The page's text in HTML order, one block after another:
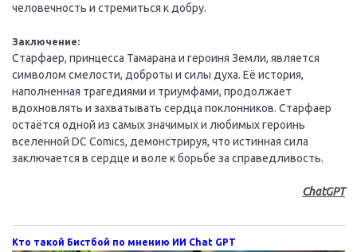
человечность и стремиться к добру.
Заключение:
Старфаер, принцесса Тамарана и героиня Земли, является
символом смелости, доброты и силы духа. Её история,
наполненная трагедиями и триумфами, продолжает
вдохновлять и захватывать сердца поклонников. Старфаер
остаётся одной из самых значимых и любимых героинь
вселенной DC Comics, демонстрируя, что истинная сила
заключается в сердце и воле к борьбе за справедливость.
ChatGPT
Кто такой Бистбой по мнению ИИ Chat GPT